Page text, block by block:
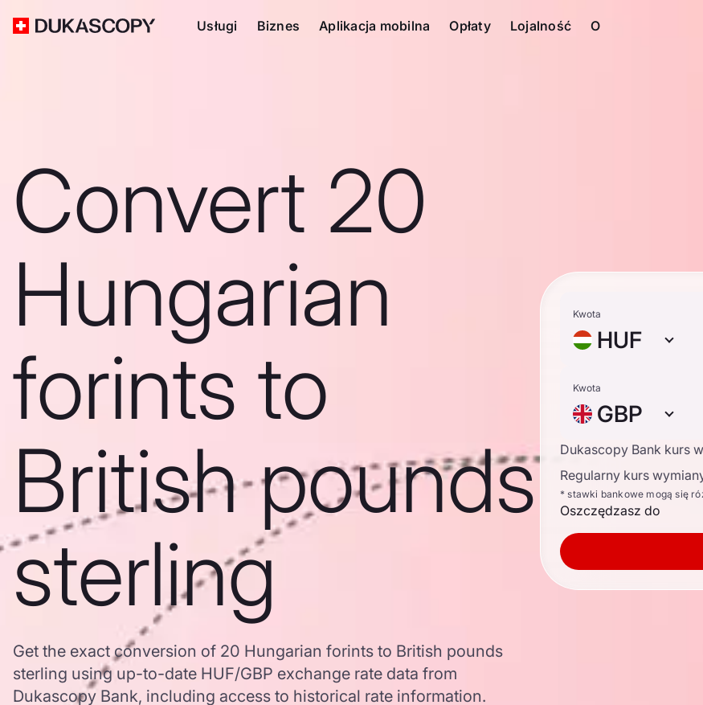
Usługi Biznes Aplikacja mobilna Opłaty Lojalność O
Convert 20
Hungarian
forints to
British pounds
sterling
Get the exact conversion of 20 Hungarian forints to British pounds
sterling using up-to-date HUF/GBP exchange rate data from
Dukascopy Bank, including access to historical rate information.
Kwota
HUF
Kwota
GBP
Dukascopy Bank kurs
Regularny kurs
* stawki bankowe mogą się
Oszczędzasz do